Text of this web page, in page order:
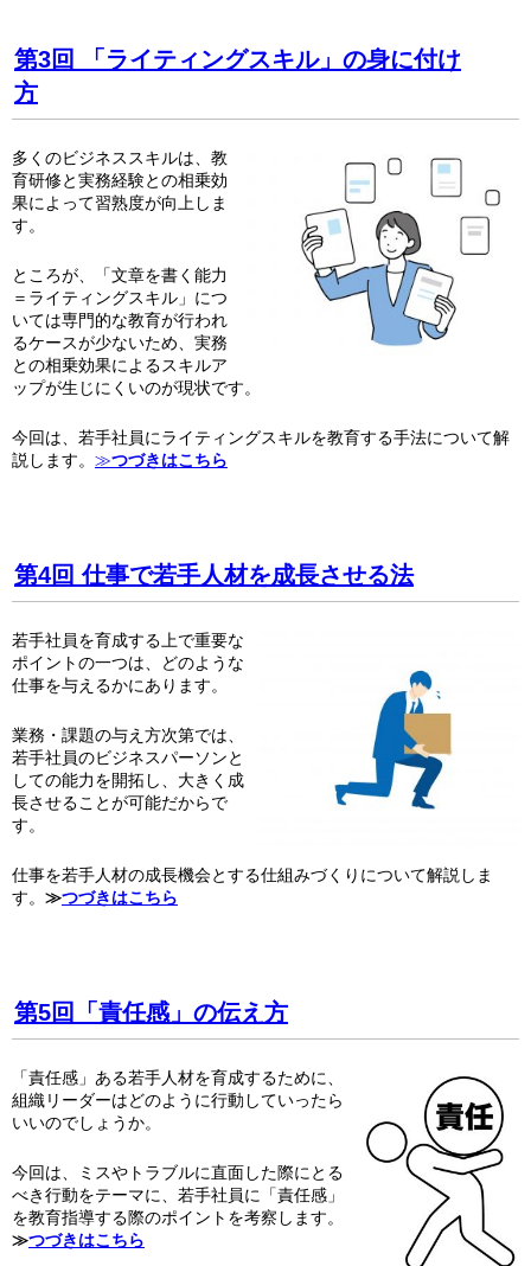
第3回
「ライティングスキル」の身に付け
方
多くのビジネススキルは、教
育研修と実務経験との相乗効
果によって習熟度が向上しま
す。
ところが、「文章を書く能力
＝ライティングスキル」につ
いては専門的な教育が行われ
るケースが少ないため、実務
との相乗効果によるスキルア
ップが生じにくいのが現状です。
今回は、若手社員にライティングスキルを教育する手法について解
説します。 ≫つづきはこちら
第4回 仕事で若手人材を成長させる法
若手社員を育成する上で重要な
ポイントの一つは、どのような
仕事を与えるかにあります。
業務・課題の与え方次第では、
若手社員のビジネスパーソンと
しての能力を開拓し、大きく成
長させることが可能だからで
す。
仕事を若手人材の成長機会とする仕組みづくりについて解説しま
す。 ≫つづきはこちら
第5回「責任感」の伝え方
「責任感」ある若手人材を育成するために、
組織リーダーはどのように行動していったら
いいのでしょうか。
今回は、ミスやトラブルに直面した際にとる
べき行動をテーマに、若手社員に「責任感」
を教育指導する際のポイントを考察します。
≫つづきはこちら